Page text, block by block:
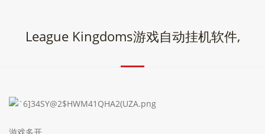
League Kingdoms游戏自动挂机软件,